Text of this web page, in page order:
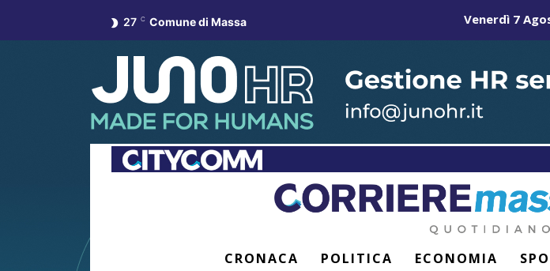
27 C Comune di Massa Venerdì 7
CRONACA POLITICA ECONOMIA